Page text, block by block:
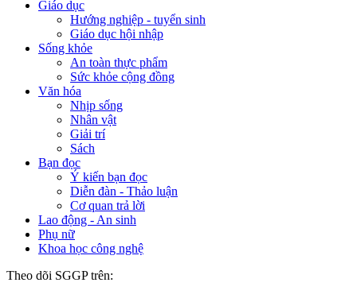
Giáo dục
Hướng nghiệp - tuyển sinh
Giáo dục hội nhập
Sống khỏe
An toàn thực phẩm
Sức khỏe cộng đồng
Văn hóa
Nhịp sống
Nhân vật
Giải trí
Sách
Bạn đọc
Ý kiến bạn đọc
Diễn đàn - Thảo luận
Cơ quan trả lời
Lao động - An sinh
Phụ nữ
Khoa học công nghệ
Theo dõi SGGP trên: